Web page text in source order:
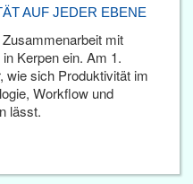
AUF JEDER EBENE
mit
Kerpen ein. Am 1.
wie sich Produktivität im
Workflow und
lässt.